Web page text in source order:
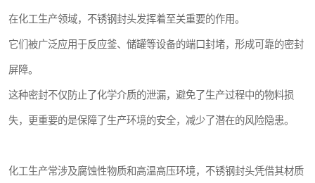
在化工生产领域，不锈钢封头发挥着至关重要的作用。
它们被广泛应用于反应釜、储罐等设备的端口封堵，形成可靠的密封
屏障。
这种密封不仅防止了化学介质的泄漏，避免了生产过程中的物料损
失，更重要的是保障了生产环境的安全，减少了潜在的风险隐患。
化工生产常涉及腐蚀性物质和高温高压环境，不锈钢封头凭借其材质